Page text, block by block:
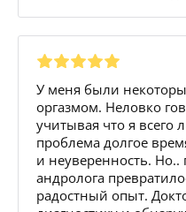
У меня были
оргазмом. Неловко
учитывая что я всего
проблема долгое
и неуверенность. Но..
андролога
радостный опыт.